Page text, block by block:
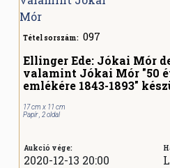
Tétel sorszám: 097
Ellinger Ede: Jókai Mór
valamint Jókai Mór "50
emlékére 1843-1893"
17 cm x 11 cm
Papír , 2 oldal
Aukció vége:
2020-12-13 20:00